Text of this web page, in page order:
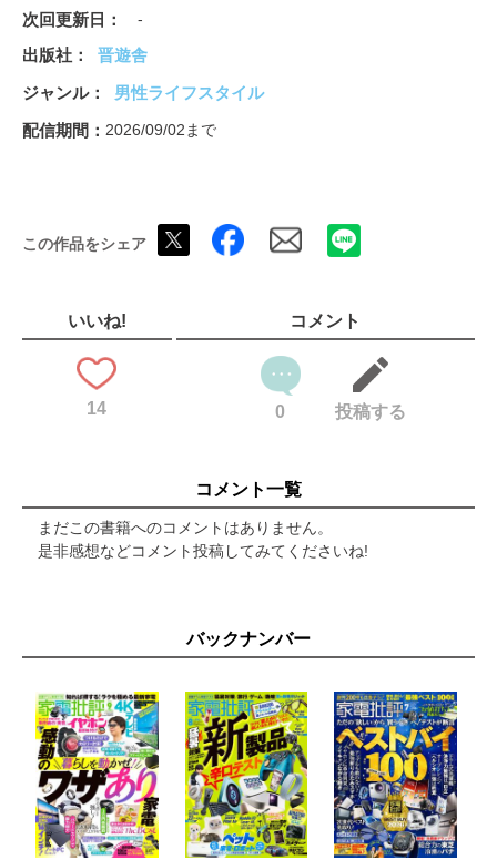
ながら聴きイヤホン
お絵描きタブレット
電動歯ブラシ
生成AI搭載オーブンレン
スマートロック
10万円以下スマートフォンランキング【第3特集】
ウチのおかんがボケちゃいまして Season 2
家電新品FLASH
家電売れ筋ランキングレビュー
石川温「デジタルあまのJACK」
小寺信良の家電ギョーカイ批評
「家電批評 2021年2月号 iPadで変わる100の方法」【電子書籍版
限定特典】
次回更新日 -
出版社
晋遊舎
ジャンル
男性ライフスタイル
配信期間
2026/09/02まで
この作品をシェア
いいね!
14
コメント
0 投稿する
コメント一覧
まだこの書籍へのコメントはありません。
是非感想などコメント投稿してみてくださいね!
バックナンバー